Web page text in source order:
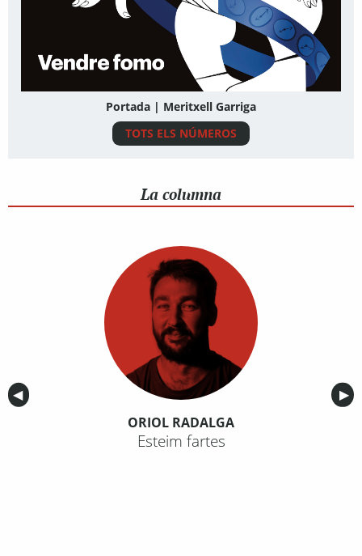
Portada | Meritxell Garriga
TOTS ELS NÚMEROS
La columna
Anterior
◀︎ ▶︎
ORIOL RADALGA
Esteim fartes